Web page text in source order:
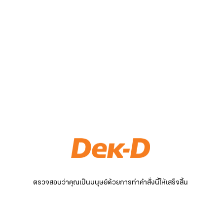
ตรวจสอบว่าคุณเป็นมนุษย์ด้วยการทำคำสั่งนี้ให้เสร็จสิ้น